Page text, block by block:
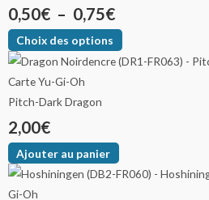
0,50€ – 0,75€
Choix des options
Pitch-Dark Dragon
2,00€
Ajouter au panier